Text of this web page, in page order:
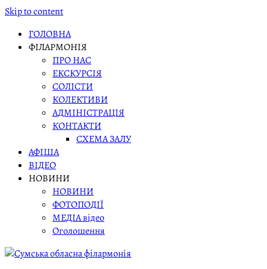
Skip to content
ГОЛОВНА
ФІЛАРМОНІЯ
ПРО НАС
ЕКСКУРСІЯ
СОЛІСТИ
КОЛЕКТИВИ
АДМІНІСТРАЦІЯ
КОНТАКТИ
СХЕМА ЗАЛУ
АФІША
ВІДЕО
НОВИНИ
НОВИНИ
ФОТОПОДІЇ
МЕДІА відео
Оголошення